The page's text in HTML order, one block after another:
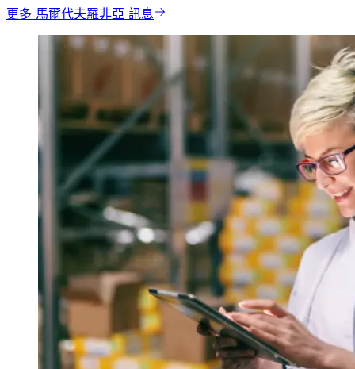
更多 馬爾代夫羅非亞 訊息